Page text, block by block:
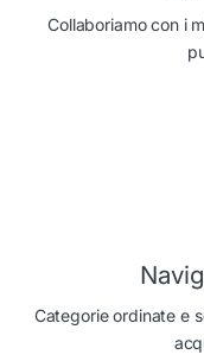
Collaboriamo con i
Categorie ordinate e